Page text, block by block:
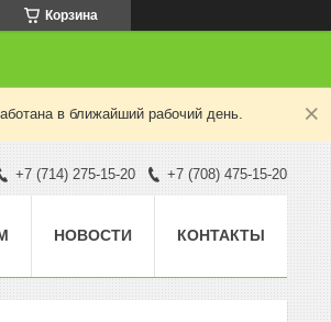
Корзина
в ближайший рабочий день.
+7 (714) 275-15-20 +7 (708) 475-15-20
НОВОСТИ КОНТАКТЫ